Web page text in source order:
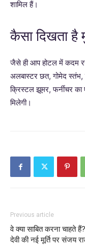
शामिल हैं।
कैसा दिखता है
जैसे ही आप होटल में कदम
अलबास्टर छत, गोमेद स्तंभ,
क्रिस्टल झूमर, फर्नीचर
मिलेगी।
Previous article
वे क्या साबित करना चाहते
देवी की नई मूर्ति पर संजय